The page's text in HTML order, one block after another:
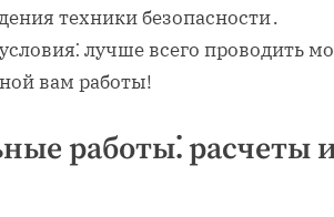
техники безопасности․
лучше всего проводить
вам работы!
работы⁚ расчеты